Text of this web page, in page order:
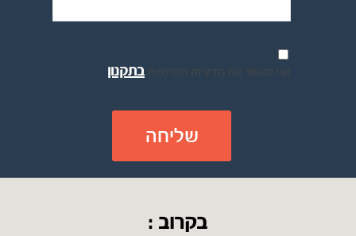
אני מאשר את מדיניות הפרטיות בתקנון
בקרוב :